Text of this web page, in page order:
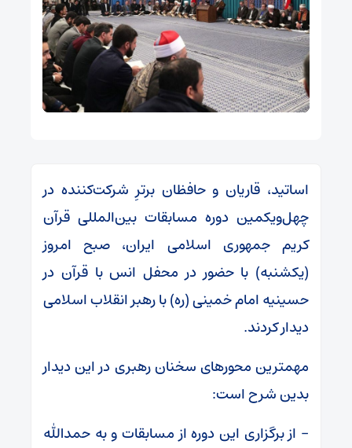
اساتید، قاریان و حافظان برترِ شرکت‌کننده در
چهل‌ویکمین دوره مسابقات بین‌المللی قرآن
کریم جمهوری اسلامی ایران، صبح امروز
(یکشنبه) با حضور در محفل انس با قرآن در
حسینیه امام خمینی (ره) با رهبر انقلاب اسلامی
دیدار کردند.
مهمترین محور‌های سخنان رهبری در این دیدار
بدین شرح است:
– از برگزاری این دوره از مسابقات و به حمدالله